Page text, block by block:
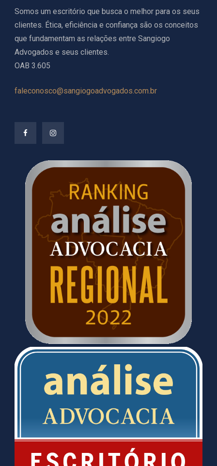
Somos um escritório que busca o melhor para os seus
clientes. Ética, eficiência e confiança são os conceitos
que fundamentam as relações entre Sangiogo
Advogados e seus clientes.
OAB 3.605
faleconosco@sangiogoadvogados.com.br